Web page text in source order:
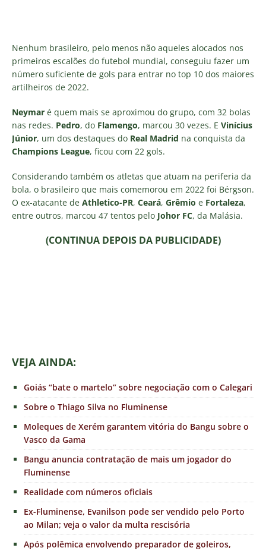
Nenhum brasileiro, pelo menos não aqueles alocados nos
primeiros escalões do futebol mundial, conseguiu fazer um
número suficiente de gols para entrar no top 10 dos maiores
artilheiros de 2022.
Neymar é quem mais se aproximou do grupo, com 32 bolas
nas redes. Pedro, do Flamengo, marcou 30 vezes. E Vinícius
Júnior, um dos destaques do Real Madrid na conquista da
Champions League, ficou com 22 gols.
Considerando também os atletas que atuam na periferia da
bola, o brasileiro que mais comemorou em 2022 foi Bérgson.
O ex-atacante de Athletico-PR, Ceará, Grêmio e Fortaleza,
entre outros, marcou 47 tentos pelo Johor FC, da Malásia.
(CONTINUA DEPOIS DA PUBLICIDADE)
VEJA AINDA:
Goiás “bate o martelo” sobre negociação com o Calegari
Sobre o Thiago Silva no Fluminense
Moleques de Xerém garantem vitória do Bangu sobre o
Vasco da Gama
Bangu anuncia contratação de mais um jogador do
Fluminense
Realidade com números oficiais
Ex-Fluminense, Evanilson pode ser vendido pelo Porto
ao Milan; veja o valor da multa rescisória
Após polêmica envolvendo preparador de goleiros,